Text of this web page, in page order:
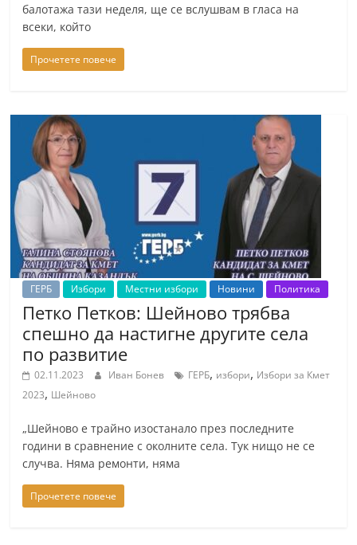
балотажа тази неделя, ще се вслушвам в гласа на
всеки, който
Прочетете повече
ГЕРБ Избори Местни избори Новини Политика
Петко Петков: Шейново трябва
спешно да настигне другите села
по развитие
02.11.2023 Иван Бонев ГЕРБ, избори, Избори за Кмет
2023, Шейново
„Шейново е трайно изостанало през последните
години в сравнение с околните села. Тук нищо не се
случва. Няма ремонти, няма
Прочетете повече